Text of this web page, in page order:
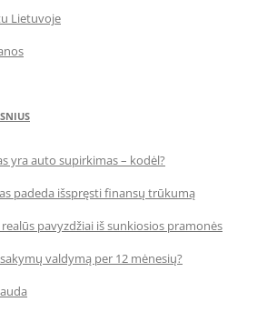
Lietuvoje
yra auto supirkimas – kodėl?
padeda išspręsti finansų trūkumą
pavyzdžiai iš sunkiosios pramonės
valdymą per 12 mėnesių?